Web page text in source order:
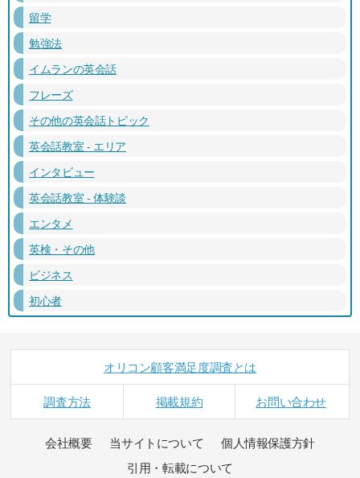
留学
勉強法
イムランの英会話
フレーズ
その他の英会話トピック
英会話教室 - エリア
インタビュー
英会話教室 - 体験談
エンタメ
英検・その他
ビジネス
初心者
オリコン顧客満足度調査とは
調査方法 掲載規約 お問い合わせ
会社概要 当サイトについて
個人情報保護方針
引用・転載について